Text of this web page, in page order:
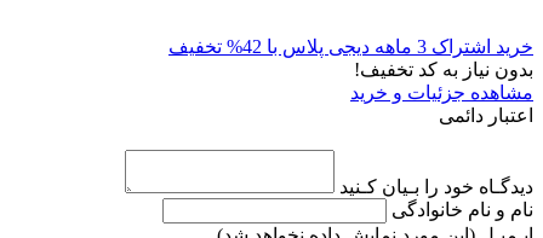
خرید اشتراک 3 ماهه دیجی پلاس با 42% تخفیف
بدون نیاز به کد تخفیف!
مشاهده جزئیات و خرید
اعتبار دائمی
دیدگـاه خود را بـیان کـنید
نام و نام خانوادگی